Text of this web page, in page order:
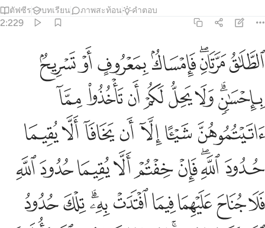
ตัฟซีร บทเรียน ภาพสะท้อน คำตอบ
2:229
الطلاق مرتان فامساك بمعروف او تسريح باحسان ولا يحل لكم ان تاخذوا
ٱلطَّلَـٰقُ مَرَّتَانِ ۖ فَإِمْسَاكٌۢ بِمَعْرُوفٍ أَوْ تَسْرِيحٌۢ بِإِحْسَـٰنٍۢ
ﲖﲗﲘﲙﲚﲛﲜ
ﲝﲞﲟﲠﲡﲢﲣﲤ
ﲥﲦﲧﲨﲩﲪﲫ
ﲬﲭﲮﲯﲰﲱﲲﲳﲴ
ﲵﲶﲷﲸﲹﲺﲻﲼﲽ